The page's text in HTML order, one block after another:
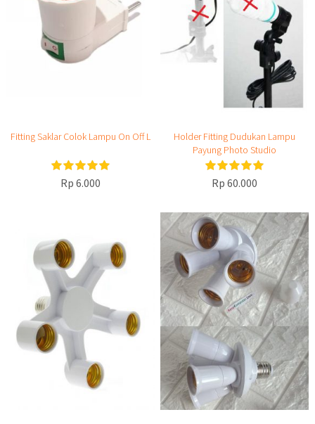
Fitting Saklar Colok Lampu On Off L
Rp 6.000
Holder Fitting Dudukan Lampu
Payung Photo Studio
Rp 60.000